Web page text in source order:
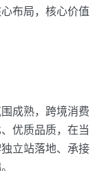
布局，核心价值
成熟，跨境消费
优质品质，在当
立站落地、承接